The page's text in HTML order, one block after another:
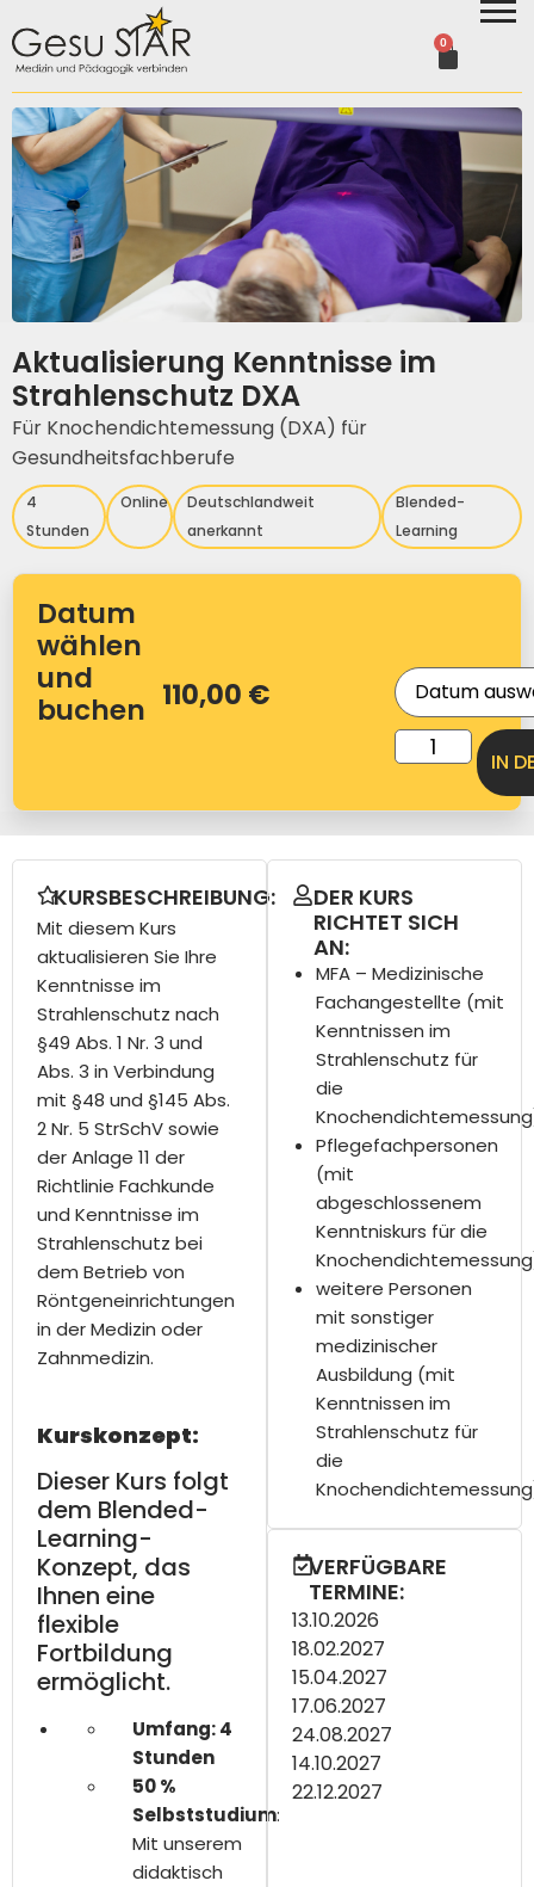
0
Aktualisierung Kenntnisse im
Strahlenschutz DXA
Für Knochendichtemessung (DXA) für
Gesundheitsfachberufe
4
Stunden
Online
Deutschlandweit
anerkannt
Blended-
Learning
Datum
wählen
und
buchen 110,00 €
IN
KURSBESCHREIBUNG:
Mit diesem Kurs
aktualisieren Sie Ihre
Kenntnisse im
Strahlenschutz nach
§49 Abs. 1 Nr. 3 und
Abs. 3 in Verbindung
mit §48 und §145 Abs.
2 Nr. 5 StrSchV sowie
der Anlage 11 der
Richtlinie Fachkunde
und Kenntnisse im
Strahlenschutz bei
dem Betrieb von
Röntgeneinrichtungen
in der Medizin oder
Zahnmedizin.
Kurskonzept:
Dieser Kurs folgt
dem Blended-
Learning-
Konzept, das
Ihnen eine
flexible
Fortbildung
ermöglicht.
Umfang: 4
Stunden
50 %
Selbststudium:
Mit unserem
didaktisch
VERFÜGBARE
TERMINE:
13.10.2026
18.02.2027
15.04.2027
17.06.2027
24.08.2027
14.10.2027
22.12.2027
DER KURS
RICHTET SICH
AN:
MFA – Medizinische
Fachangestellte (mit
Kenntnissen im
Strahlenschutz für
die
Pflegefachpersonen
(mit
abgeschlossenem
Kenntniskurs für die
weitere Personen
mit sonstiger
medizinischer
Ausbildung (mit
Kenntnissen im
Strahlenschutz für
die